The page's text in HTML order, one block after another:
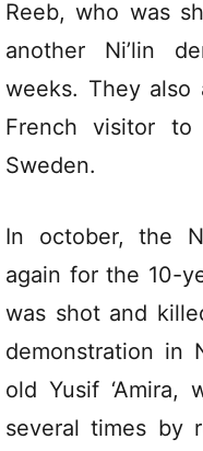
Reeb, who was
another Ni’lin
weeks. They also
French visitor to
Sweden.
In october, the
again for the 10-
was shot and
demonstration in
old Yusif
several times by